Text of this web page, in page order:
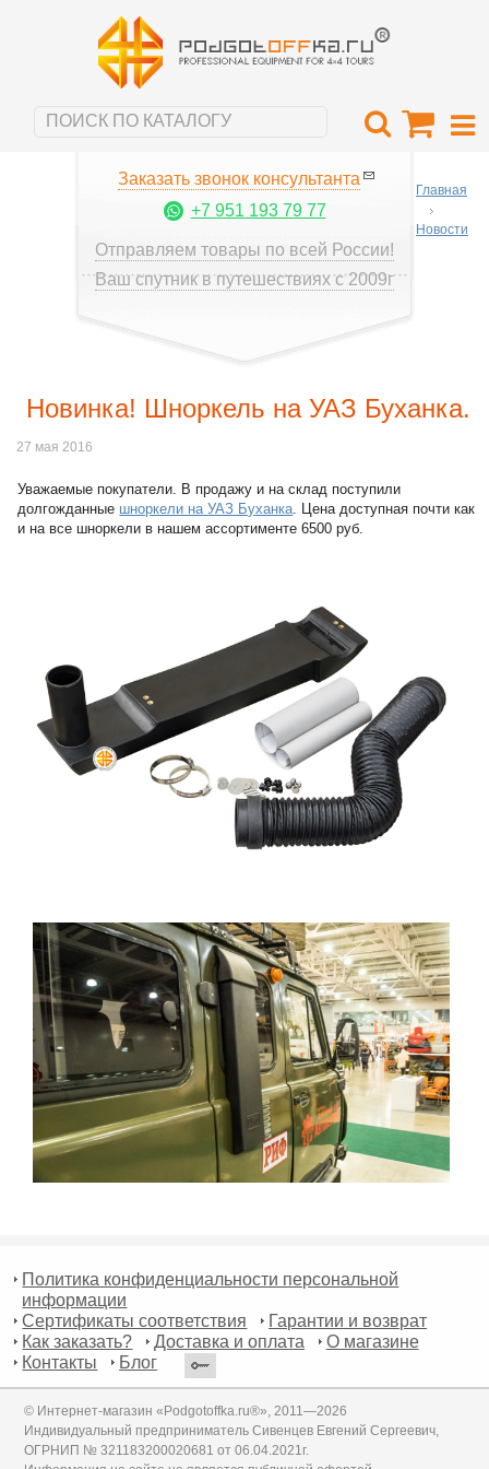
Заказать звонок консультанта
+7 951 193 79 77
Отправляем товары по всей России!
Ваш спутник в путешествиях с 2009г
Главная
Новости
Новинка! Шноркель на УАЗ Буханка.
27 мая 2016
Уважаемые покупатели. В продажу и на склад поступили
долгожданные шноркели на УАЗ Буханка . Цена доступная почти как
и на все шноркели в нашем ассортименте 6500 руб.
Политика конфиденциальности персональной
информации
Сертификаты соответствия
Гарантии и возврат
Как заказать?
Доставка и оплата
О магазине
Контакты
Блог
© Интернет-магазин «Podgotoffka.ru®», 2011—2026
Индивидуальный предприниматель Сивенцев Евгений Сергеевич,
ОГРНИП № 321183200020681 от 06.04.2021г.